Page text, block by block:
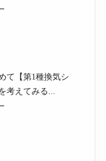
て【第1種換気シ
考えてみる...